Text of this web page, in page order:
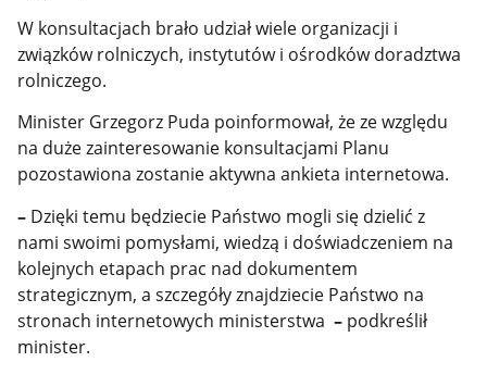
W konsultacjach brało udział wiele organizacji i
związków rolniczych, instytutów i ośrodków doradztwa
rolniczego.
Minister Grzegorz Puda poinformował, że ze względu
na duże zainteresowanie konsultacjami Planu
pozostawiona zostanie aktywna ankieta internetowa.
– Dzięki temu będziecie Państwo mogli się dzielić z
nami swoimi pomysłami, wiedzą i doświadczeniem na
kolejnych etapach prac nad dokumentem
strategicznym, a szczegóły znajdziecie Państwo na
stronach internetowych ministerstwa– podkreślił
minister.